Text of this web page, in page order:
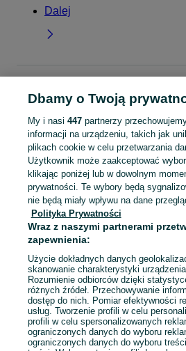
Dalej
KATEGORIA
Mapa kategorii
Mapa miejscowości
Mapa ministron
Popularne wyszukiwania
Dbamy o Twoją
My i nasi 447partnerzy
informacji na urządzeniu, takich jak
plikach cookie w celu przetwarzania
Użytkownik może zaakceptować
klikając poniżej lub w dowolnym
prywatności. Te wybory będą
nie będą miały wpływu na dane
Polityka Prywatności
Wraz z naszymi partnerami
zapewnienia:
Użycie dokładnych danych
skanowanie charakterystyki
Rozumienie odbiorców dzięki
różnych źródeł. Przechowywanie
dostęp do nich. Pomiar efektywności
usług. Tworzenie profili w celu
profili w celu spersonalizowanych
ograniczonych danych do wyboru
ograniczonych danych do wyboru